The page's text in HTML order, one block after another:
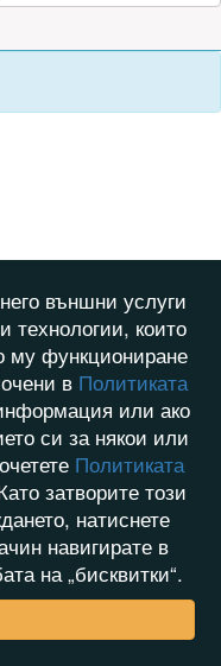
външни услуги
технологии, които
му функциониране
в Политиката
или ако
си за някои или
Политиката
затворите този
натиснете
навигирате в
на „бисквитки“.